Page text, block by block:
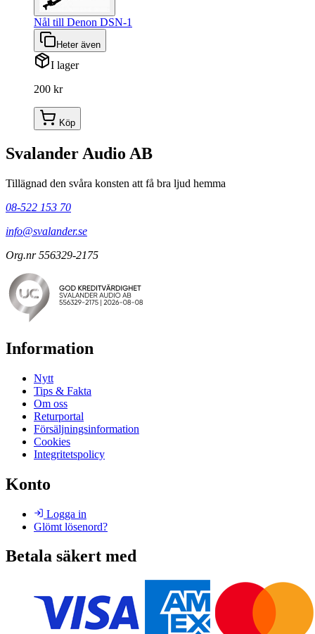
Nål till Denon DSN-1
Heter även
I lager
200 kr
Köp
Svalander Audio AB
Tillägnad den svåra konsten att få bra ljud hemma
08-522 153 70
info@svalander.se
Org.nr 556329-2175
Information
Nytt
Tips & Fakta
Om oss
Returportal
Försäljningsinformation
Cookies
Integritetspolicy
Konto
Logga in
Glömt lösenord?
Betala säkert med